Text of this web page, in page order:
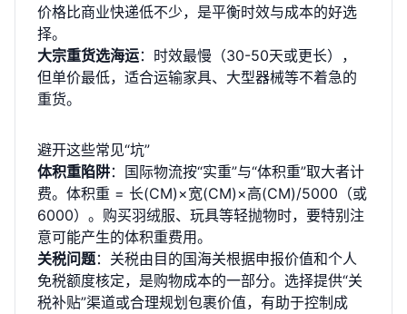
价格比商业快递低不少，是平衡时效与成本的好选
择。
大宗重货选海运：时效最慢（30-50天或更长），
但单价最低，适合运输家具、大型器械等不着急的
重货。
避开这些常见“坑”
体积重陷阱：国际物流按“实重”与“体积重”取大者计
费。体积重 = 长(CM)×宽(CM)×高(CM)/5000（或
6000）。购买羽绒服、玩具等轻抛物时，要特别注
意可能产生的体积重费用。
关税问题：关税由目的国海关根据申报价值和个人
免税额度核定，是购物成本的一部分。选择提供“关
税补贴”渠道或合理规划包裹价值，有助于控制成